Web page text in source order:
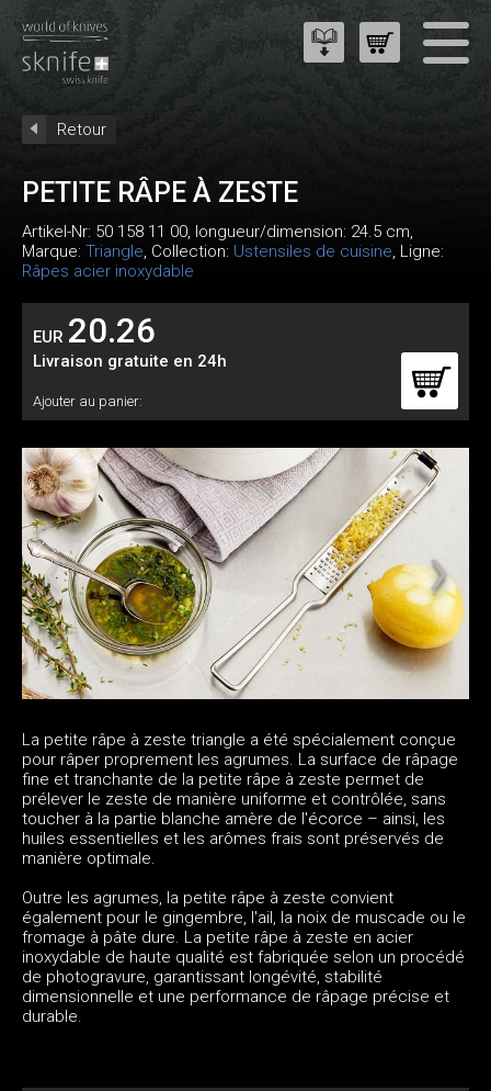
Retour
PETITE RÂPE À ZESTE
Artikel-Nr: 50 158 11 00, longueur/dimension: 24.5 cm,
Marque: Triangle, Collection: Ustensiles de cuisine, Ligne:
Râpes acier inoxydable
EUR 20.26
Livraison gratuite en 24h
Ajouter au panier:
La petite râpe à zeste triangle a été spécialement conçue
pour râper proprement les agrumes. La surface de râpage
fine et tranchante de la petite râpe à zeste permet de
prélever le zeste de manière uniforme et contrôlée, sans
toucher à la partie blanche amère de l'écorce – ainsi, les
huiles essentielles et les arômes frais sont préservés de
manière optimale.
Outre les agrumes, la petite râpe à zeste convient
également pour le gingembre, l'ail, la noix de muscade ou le
fromage à pâte dure. La petite râpe à zeste en acier
inoxydable de haute qualité est fabriquée selon un procédé
de photogravure, garantissant longévité, stabilité
dimensionnelle et une performance de râpage précise et
durable.